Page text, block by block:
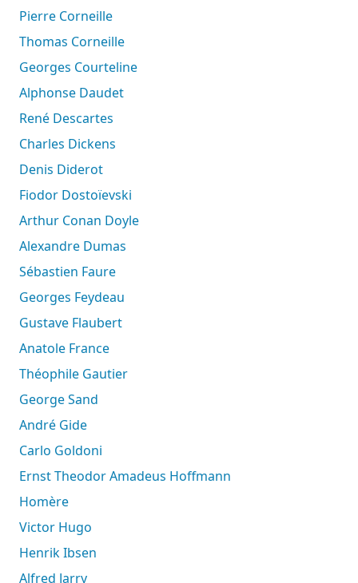
Pierre Corneille
Thomas Corneille
Georges Courteline
Alphonse Daudet
René Descartes
Charles Dickens
Denis Diderot
Fiodor Dostoïevski
Arthur Conan Doyle
Alexandre Dumas
Sébastien Faure
Georges Feydeau
Gustave Flaubert
Anatole France
Théophile Gautier
George Sand
André Gide
Carlo Goldoni
Ernst Theodor Amadeus Hoffmann
Homère
Victor Hugo
Henrik Ibsen
Alfred Jarry